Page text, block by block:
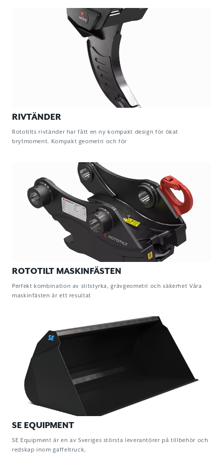
RIVTÄNDER
Rototilts rivtänder har fått en ny kompakt design för ökat
brytmoment. Kompakt geometri och för
ROTOTILT MASKINFÄSTEN
Perfekt kombination av slitstyrka, grävgeometri och säkerhet Våra
maskinfästen är ett resultat
SE EQUIPMENT
SE Equipment är en av Sveriges största leverantörer på tillbehör och
redskap inom gaffeltruck,